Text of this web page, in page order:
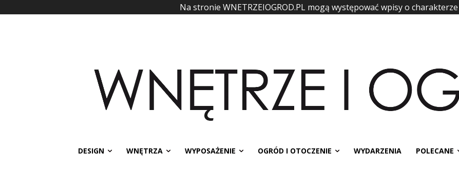
Na stronie WNETRZEIOGROD.PL mogą występować wpisy o
DESIGN WNĘTRZA WYPOSAŻENIE OGRÓD I OTOCZENIE WYDARZENIA POLECANE